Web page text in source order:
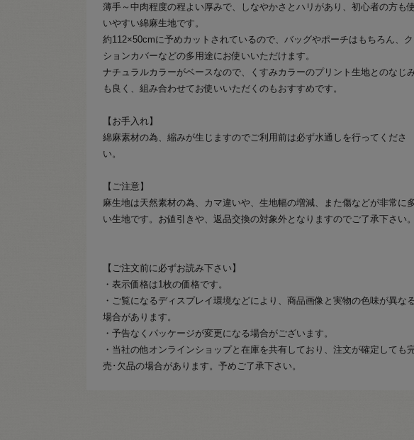
薄手～中肉程度の程よい厚みで、しなやかさとハリがあり、初心者の方も使
いやすい綿麻生地です。
約112×50cmに予めカットされているので、バッグやポーチはもちろん、ク
ションカバーなどの多用途にお使いいただけます。
ナチュラルカラーがベースなので、くすみカラーのプリント生地とのなじ
も良く、組み合わせてお使いいただくのもおすすめです。
【お手入れ】
綿麻素材の為、縮みが生じますのでご利用前は必ず水通しを行ってくださ
い。
【ご注意】
麻生地は天然素材の為、カマ違いや、生地幅の増減、また傷などが非常に
い生地です。お値引きや、返品交換の対象外となりますのでご了承下さい。
【ご注文前に必ずお読み下さい】
・表示価格は1枚の価格です。
・ご覧になるディスプレイ環境などにより、商品画像と実物の色味が異な
場合があります。
・予告なくパッケージが変更になる場合がございます。
・当社の他オンラインショップと在庫を共有しており、注文が確定しても
売･欠品の場合があります。予めご了承下さい。